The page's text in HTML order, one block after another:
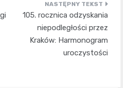
105. rocznica odzyskania
niepodległości przez
Kraków: Harmonogram
uroczystości